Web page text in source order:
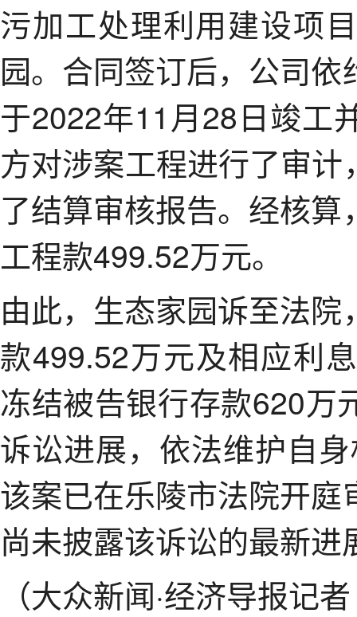
污加工处理利用建设项
园。合同签订后，公司
于2022年11月28日竣工
方对涉案工程进行了审
了结算审核报告。经核
工程款499.52万元。
由此，生态家园诉至法
款499.52万元及相应利
冻结被告银行存款620万
诉讼进展，依法维护自
该案已在乐陵市法院开
尚未披露该诉讼的最新进
（大众新闻·经济导报记